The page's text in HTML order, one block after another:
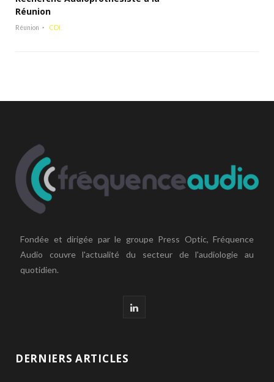
Réunion
Réunion CDI
Fondée et dirigée par le groupe Press Optic, Fréquence
Audio couvre l'actualité du secteur de l'audiologie au
quotidien.
L
DERNIERS ARTICLES